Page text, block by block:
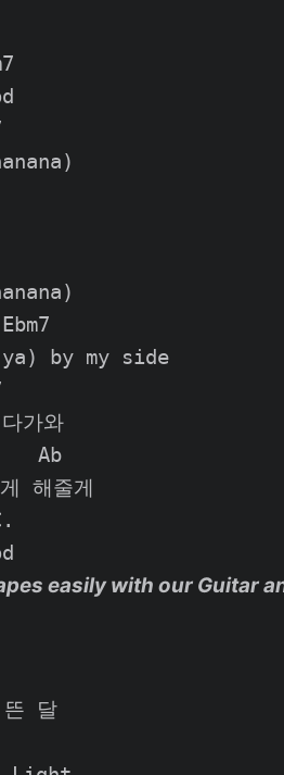
by my side
가와
Ab
해줄게
easily with our Guitar
달